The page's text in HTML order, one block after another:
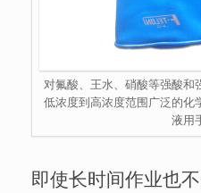
对氟酸、王水、硝酸等强酸和
低浓度到高浓度范围广泛的化
液用
即使长时间作业也